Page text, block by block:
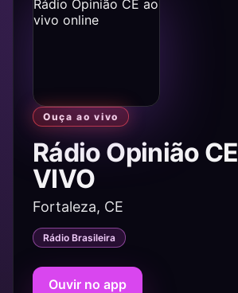
Ouça ao vivo
Rádio Opinião
VIVO
Fortaleza, CE
Rádio Brasileira
Ouvir no app